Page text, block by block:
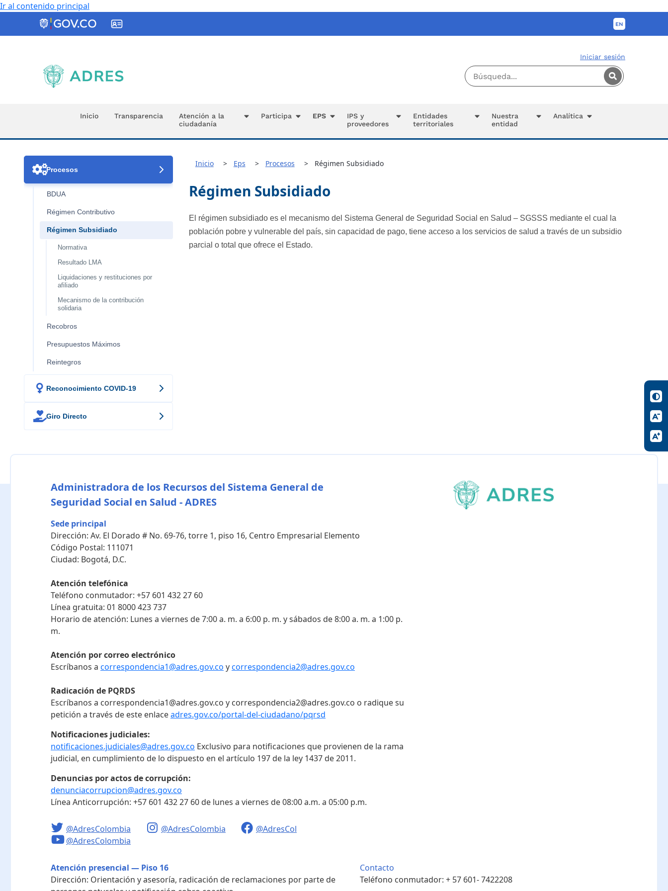
Ir al contenido principal
Iniciar sesión
ADRES
Inicio Transparencia
Atención a la
ciudadanía
Participa EPS
IPS y
proveedores
Entidades
territoriales
Nuestra
entidad
Analítica
Procesos
BDUA
Régimen Contributivo
Régimen Subsidiado
Normativa
Resultado LMA
Liquidaciones y restituciones por
afiliado
Mecanismo de la contribución
solidaria
Recobros
Presupuestos Máximos
Reintegros
 Reconocimiento COVID-19
Giro Directo
Inicio Eps Procesos Régimen Subsidiado
Régimen Subsidiado
El régimen subsidiado es el mecanismo del Sistema General de Seguridad Social en Salud – SGSSS mediante el cual la
población pobre y vulnerable del país, sin capacidad de pago, tiene acceso a los servicios de salud a través de un subsidio
parcial o total que ofrece el Estado.
Administradora de los Recursos del Sistema General de
Seguridad Social en Salud - ADRES
Sede principal
Dirección: Av. El Dorado # No. 69-76, torre 1, piso 16, Centro Empresarial Elemento
Código Postal: 111071
Ciudad: Bogotá, D.C.
Atención telefónica
Teléfono conmutador: +57 601 432 27 60
Línea gratuita: 01 8000 423 737
Horario de atención: Lunes a viernes de 7:00 a. m. a 6:00 p. m. y sábados de 8:00 a. m. a 1:00 p.
m.
Atención por correo electrónico
Escríbanos a correspondencia1@adres.gov.co ycorrespondencia2@adres.gov.co
Radicación de PQRDS
Escríbanos a correspondencia1@adres.gov.co y correspondencia2@adres.gov.co o radique su
petición a través de este enlaceadres.gov.co/portal-del-ciudadano/pqrsd
Notificaciones judiciales:
notificaciones.judiciales@adres.gov.co Exclusivo para notificaciones que provienen de la rama
judicial, en cumplimiento de lo dispuesto en el artículo 197 de la ley 1437 de 2011.
Denuncias por actos de corrupción:
denunciacorrupcion@adres.gov.co
Línea Anticorrupción: +57 601 432 27 60 de lunes a viernes de 08:00 a.m. a 05:00 p.m.
@AdresColombia @AdresColombia
@AdresCol
@AdresColombia
Atención presencial — Piso 16
Dirección: Orientación y asesoría, radicación de reclamaciones por parte de
Contacto
Teléfono conmutador: + 57 601- 7422208